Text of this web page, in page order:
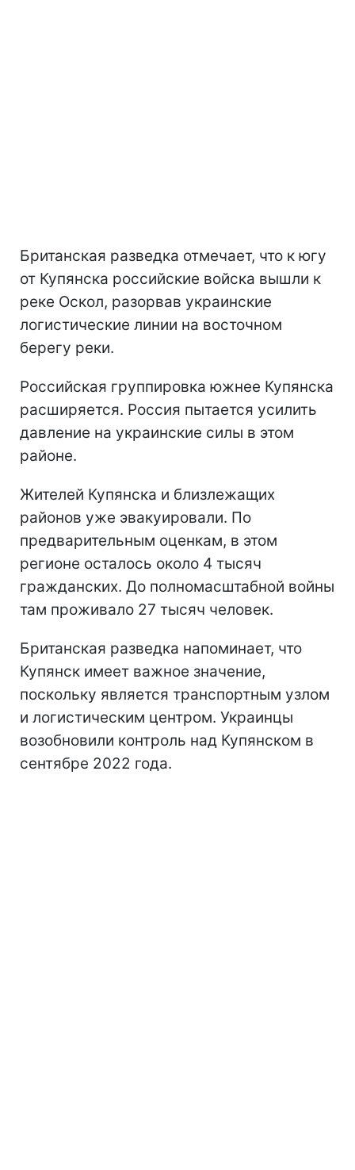
Британская разведка отмечает, что к югу
от Купянска российские войска вышли к
реке Оскол, разорвав украинские
логистические линии на восточном
берегу реки.
Российская группировка южнее Купянска
расширяется. Россия пытается усилить
давление на украинские силы в этом
районе.
Жителей Купянска и близлежащих
районов уже эвакуировали. По
предварительным оценкам, в этом
регионе осталось около 4 тысяч
гражданских. До полномасштабной войны
там проживало 27 тысяч человек.
Британская разведка напоминает, что
Купянск имеет важное значение,
поскольку является транспортным узлом
и логистическим центром. Украинцы
возобновили контроль над Купянском в
сентябре 2022 года.